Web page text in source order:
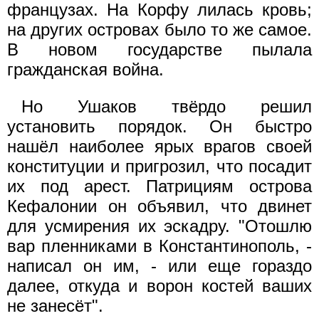
французах. На Корфу лилась кровь;
на других островах было то же самое.
В новом государстве пылала
гражданская война.
Но Ушаков твёрдо решил
установить порядок. Он быстро
нашёл наиболее ярых врагов своей
конституции и пригрозил, что посадит
их под арест. Патрициям острова
Кефалонии он объявил, что двинет
для усмирения их эскадру. "Отошлю
вар пленниками в Константинополь, -
написал он им, - или еще гораздо
далее, откуда и ворон костей ваших
не занесёт".